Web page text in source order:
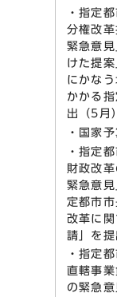
・指定
分権改
緊急意
けた提
にかな
かかる
出（5月
・国家
・指定
財政改
緊急意
定都市
改革に
請」を提
・指定
直轄事
の緊急